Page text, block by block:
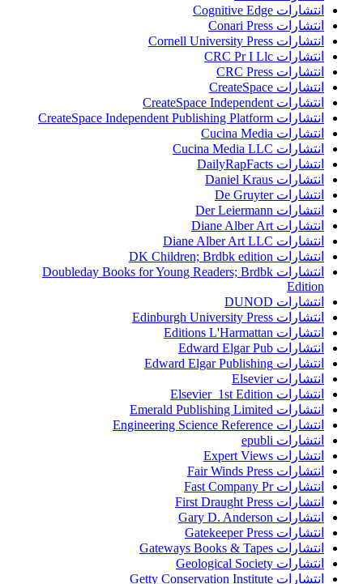
انتشارات Cognitive Edge
انتشارات Conari Press
انتشارات Cornell University Press
انتشارات CRC Pr I Llc
انتشارات CRC Press
انتشارات CreateSpace
انتشارات CreateSpace Independent
انتشارات CreateSpace Independent Publishing Platform
انتشارات Cucina Media
انتشارات Cucina Media LLC
انتشارات DailyRapFacts
انتشارات Daniel Kraus
انتشارات De Gruyter
انتشارات Der Leiermann
انتشارات Diane Alber Art
انتشارات Diane Alber Art LLC
انتشارات DK Children; Brdbk edition
انتشارات Doubleday Books for Young Readers; Brdbk
Edition
انتشارات DUNOD
انتشارات Edinburgh University Press
انتشارات Editions L'Harmattan
انتشارات Edward Elgar Pub
انتشارات Edward Elgar Publishing
انتشارات Elsevier
انتشارات Elsevier 1st Edition
انتشارات Emerald Publishing Limited
انتشارات Engineering Science Reference
انتشارات epubli
انتشارات Expert Views
انتشارات Fair Winds Press
انتشارات Fast Company Pr
انتشارات First Draught Press
انتشارات Gary D. Anderson
انتشارات Gatekeeper Press
انتشارات Gateways Books & Tapes
انتشارات Geological Society
انتشارات Getty Conservation Institute